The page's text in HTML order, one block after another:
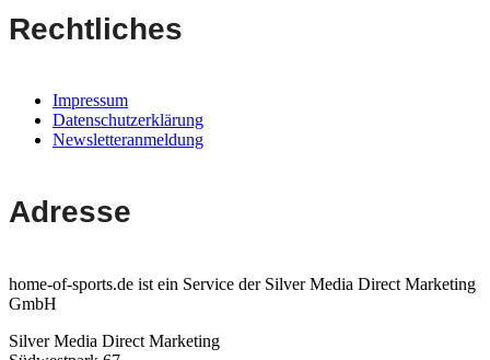
Rechtliches
Impressum
Datenschutzerklärung
Newsletteranmeldung
Adresse
home-of-sports.de ist ein Service der Silver Media Direct Marketing
GmbH
Silver Media Direct Marketing